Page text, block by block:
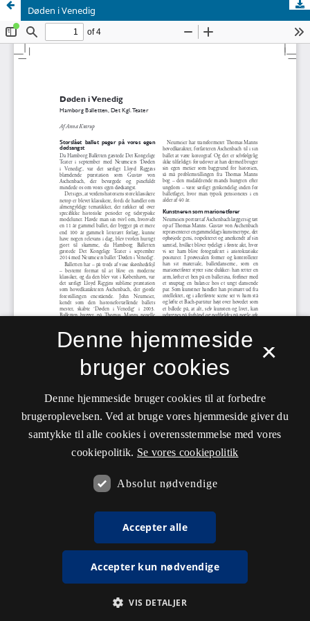
Døden i Venedig
×
Denne hjemmeside
bruger cookies
Denne hjemmeside bruger cookies til at forbedre
brugeroplevelsen. Ved at bruge vores hjemmeside giver du
samtykke til alle cookies i overensstemmelse med vores
cookiepolitik. Se vores cookiepolitik
Absolut nødvendige
Accepter alle
Accepter kun nødvendige
VIS DETALJER